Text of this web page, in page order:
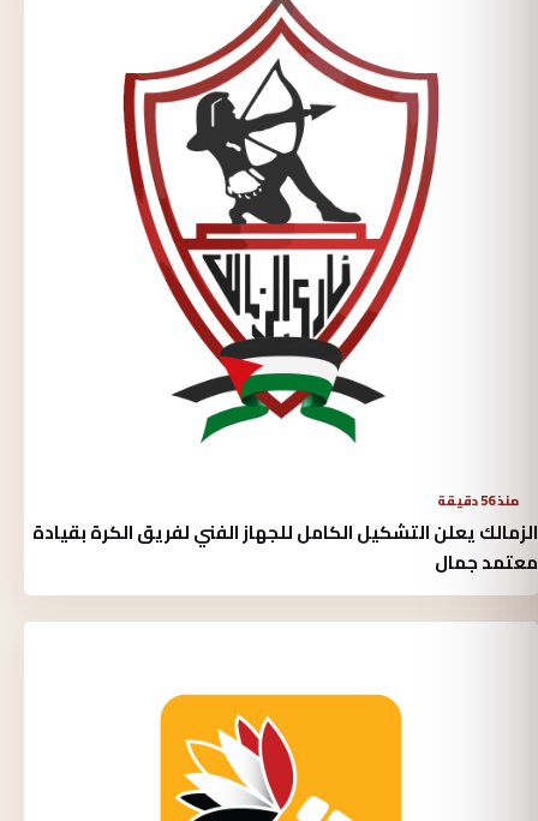
منذ 56 دقيقة
الزمالك يعلن التشكيل الكامل للجهاز الفني لفريق الكرة بقيادة
معتمد جمال